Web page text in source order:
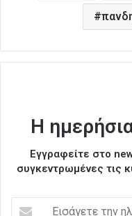
Η
Εγγραφείτε στο
συγκεντρωμένες τις